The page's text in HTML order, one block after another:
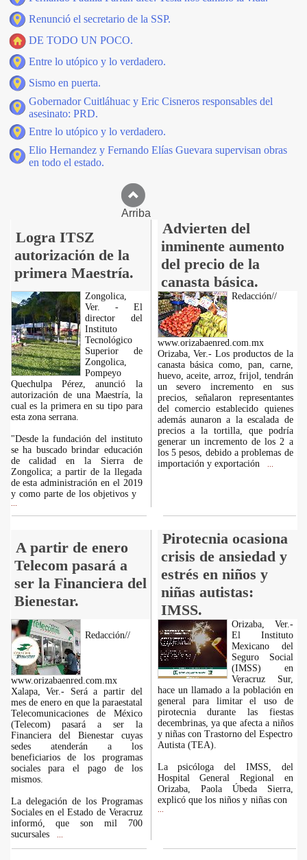
Renunció el secretario de la SSP.
DE TODO UN POCO.
Entre lo utópico y lo verdadero.
Sismo en puerta.
Gobernador Cuitláhuac y Eric Cisneros responsables del
asesinato: PRD.
Entre lo utópico y lo verdadero.
Elio Hernandez y Fernando Elías Guevara supervisan obras
en todo el estado.
Arriba
Logra ITSZ
autorización de la
primera Maestría.
Advierten del
inminente aumento
del precio de la
canasta básica.
Zongolica,
Ver. - El
director del
Instituto
Tecnológico
Superior de
Zongolica,
Pompeyo
Quechulpa Pérez, anunció la
autorización de una Maestría, la
cual es la primera en su tipo para
esta zona serrana.
"Desde la fundación del instituto
se ha buscado brindar educación
de calidad en la Sierra de
Zongolica; a partir de la llegada
de esta administración en el 2019
y como parte de los objetivos y
Redacción//
www.orizabaenred.com.mx
Orizaba, Ver.- Los productos de la
canasta básica como, pan, carne,
huevo, aceite, arroz, frijol, tendrán
un severo incremento en sus
precios, señalaron representantes
del comercio establecido quienes
además aunaron a la escalada de
precios a la tortilla, que podría
generar un incremento de los 2 a
los 5 pesos, debido a problemas de
importación y exportación
A partir de enero
Telecom pasará a
ser la Financiera del
Bienestar.
Pirotecnia ocasiona
crisis de ansiedad y
estrés en niños y
niñas autistas:
IMSS.
Redacción//
www.orizabaenred.com.mx
Xalapa, Ver.- Será a partir del
mes de enero en que la paraestatal
Telecomunicaciones de México
(Telecom) pasará a ser la
Financiera del Bienestar cuyas
sedes atenderán a los
beneficiarios de los programas
sociales para el pago de los
mismos.
La delegación de los Programas
Sociales en el Estado de Veracruz
informó, que son mil 700
sucursales
Orizaba, Ver.-
El Instituto
Mexicano del
Seguro Social
(IMSS) en
Veracruz Sur,
hace un llamado a la población en
general para limitar el uso de
pirotecnia durante las fiestas
decembrinas, ya que afecta a niños
y niñas con Trastorno del Espectro
Autista (TEA).
La psicóloga del IMSS, del
Hospital General Regional en
Orizaba, Paola Úbeda Sierra,
explicó que los niños y niñas con